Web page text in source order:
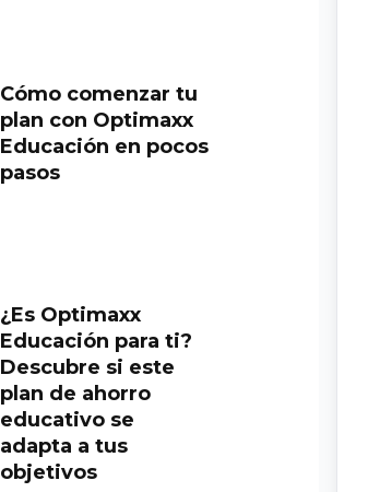
Cómo comenzar tu
plan con Optimaxx
Educación en pocos
pasos
¿Es Optimaxx
Educación para ti?
Descubre si este
plan de ahorro
educativo se
adapta a tus
objetivos